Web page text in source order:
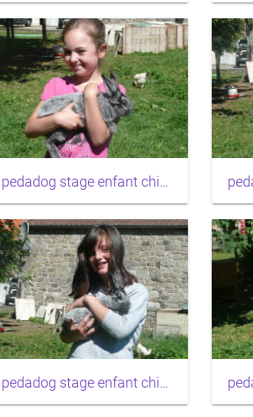
pedadog stage enfant chien 20150710104214
pedadog stage enfant chien 20150710104028